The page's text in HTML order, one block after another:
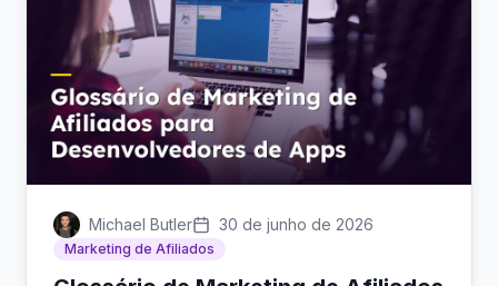
Michael Butler 30 de junho de 2026
Marketing de Afiliados